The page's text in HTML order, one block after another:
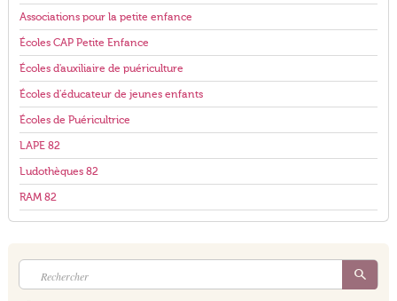
Associations pour la petite enfance
Écoles CAP Petite Enfance
Écoles d'auxiliaire de puériculture
Écoles d'éducateur de jeunes enfants
Écoles de Puéricultrice
LAPE 82
Ludothèques 82
RAM 82